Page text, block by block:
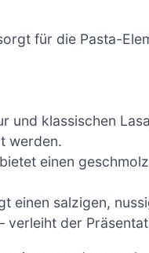
für die Pasta-
und klassischen
werden.
einen
einen salzigen,
verleiht der